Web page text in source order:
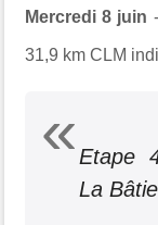
Mercredi 8 juin
31,9 km CLM
Etape
La Bâtie